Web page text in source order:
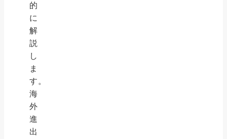
的
に
解
説
し
ま
す。
海
外
進
出